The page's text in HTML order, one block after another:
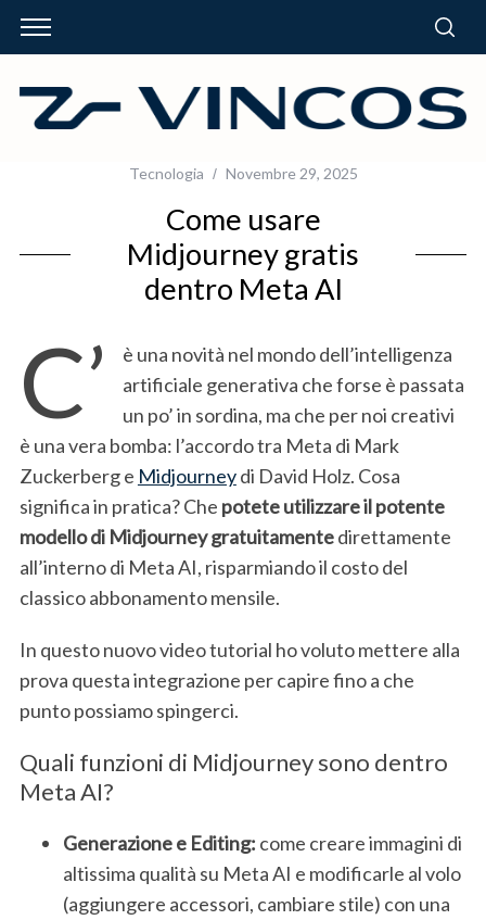
Tecnologia Novembre 29, 2025
Come usare
Midjourney gratis
dentro Meta AI
C’
è una novità nel mondo dell’intelligenza
artificiale generativa che forse è passata
un po’ in sordina, ma che per noi creativi
è una vera bomba: l’accordo tra Meta di Mark
Zuckerberg e Midjourneydi David Holz. Cosa
significa in pratica? Che potete utilizzare il potente
modello di Midjourney gratuitamentedirettamente
all’interno di Meta AI, risparmiando il costo del
classico abbonamento mensile.
In questo nuovo video tutorial ho voluto mettere alla
prova questa integrazione per capire fino a che
punto possiamo spingerci.
Quali funzioni di Midjourney sono dentro
Meta AI?
Generazione e Editing: come creare immagini di
altissima qualità su Meta AI e modificarle al volo
(aggiungere accessori, cambiare stile) con una